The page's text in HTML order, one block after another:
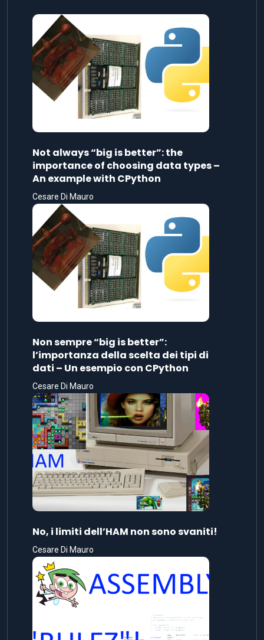
Not always “big is better”: the
importance of choosing data types –
An example with CPython
Cesare Di Mauro
Non sempre “big is better”:
l’importanza della scelta dei tipi di
dati – Un esempio con CPython
Cesare Di Mauro
No, i limiti dell’HAM non sono svaniti!
Cesare Di Mauro